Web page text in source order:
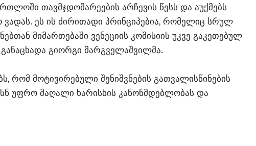
თავმჯდომარეების არჩევის წესს და აუქმებს
ეს ის ძირითადი პრინციპებია, რომელიც სრულ
მიმართებაში ვენეციის კომისიის უკვე გაკეთებულ
გიორგი მარგველაშვილმა.
რომ მოტივირებული შენიშვნების გათვალისწინების
უფრო მაღალი ხარისხის კანონმდებლობას და